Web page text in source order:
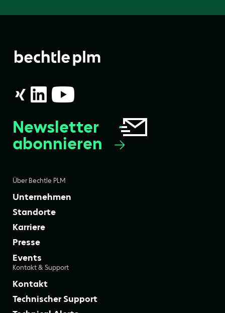
Über Bechtle PLM
Unternehmen
Standorte
Karriere
Presse
Events
Kontakt & Support
Kontakt
Technischer Support
Newsletter
abonnieren